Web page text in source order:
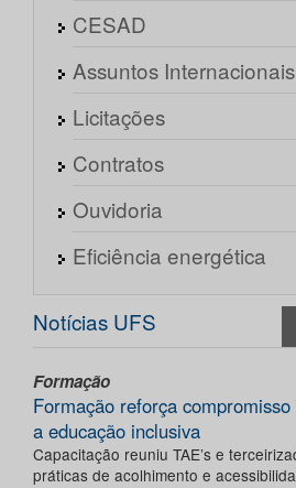
CESAD
Assuntos Internacionais
Licitações
Contratos
Ouvidoria
Eficiência energética
Notícias UFS
Formação
Formação reforça
a educação inclusiva
Capacitação reuniu TAE’s e
práticas de acolhimento e